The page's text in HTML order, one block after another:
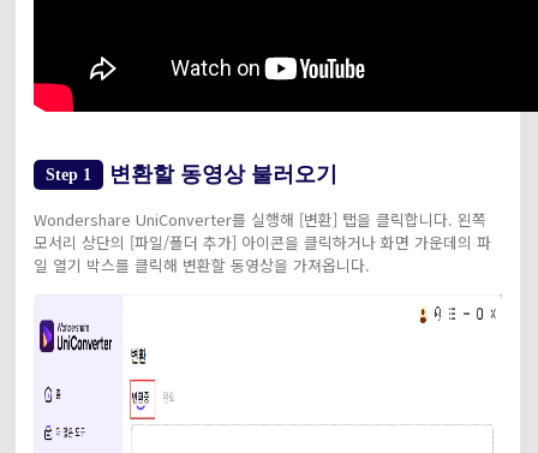
Step 1 변환할 동영상 불러오기
Wondershare UniConverter를 실행해 [변환] 탭을 클릭합니다. 왼쪽
모서리 상단의 [파일/폴더 추가] 아이콘을 클릭하거나 화면 가운데의 파
일 열기 박스를 클릭해 변환할 동영상을 가져옵니다.